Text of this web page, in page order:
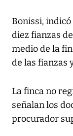
Bonissi,
diez fianzas
medio de la
de las fianzas
La finca no
señalan los
procurador